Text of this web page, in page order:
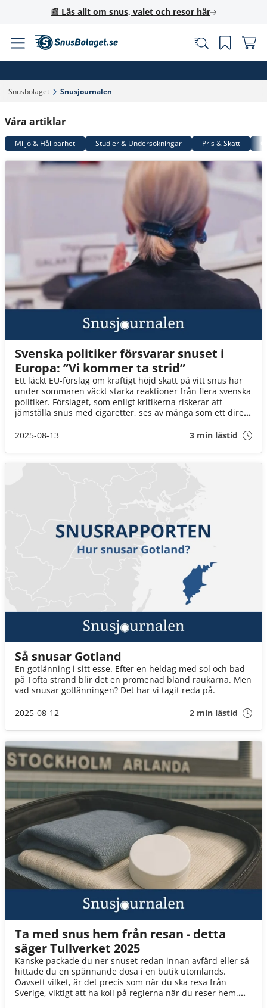
📰 Läs allt om snus, valet och resor här
Snusbolaget‎ Snusjournalen‎
Våra artiklar
Miljö & Hållbarhet Studier & Undersökningar Pris & Skatt
Svenska politiker försvarar snuset i
Europa: ”Vi kommer ta strid”
Ett läckt EU-förslag om kraftigt höjd skatt på vitt snus har
under sommaren väckt starka reaktioner från flera svenska
politiker. Förslaget, som enligt kritikerna riskerar att
jämställa snus med cigaretter, ses av många som ett direkt
2025-08-13
3 min lästid
Så snusar Gotland
En gotlänning i sitt esse. Efter en heldag med sol och bad
på Tofta strand blir det en promenad bland raukarna. Men
vad snusar gotlänningen? Det har vi tagit reda på.
2025-08-12
2 min lästid
Ta med snus hem från resan - detta
säger Tullverket 2025
Kanske packade du ner snuset redan innan avfärd eller så
hittade du en spännande dosa i en butik utomlands.
Oavsett vilket, är det precis som när du ska resa från
Sverige, viktigt att ha koll på reglerna när du reser hem.